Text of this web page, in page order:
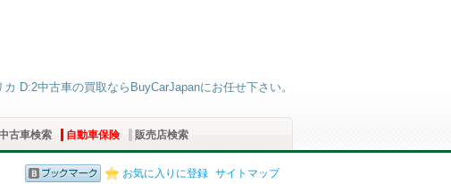
D:2中古車の買取ならBuyCarJapanにお任せ下さい。
古車検索 自動車保険 販売店検索
お気に入りに登録 サイトマップ